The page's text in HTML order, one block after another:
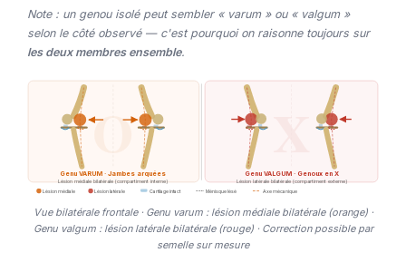
Note : un genou isolé peut sembler « varum » ou « valgum »
selon le côté observé — c'est pourquoi on raisonne toujours sur
les deux membres ensemble.
O
Genu VARUM · Jambes arquées
Lésion médiale bilatérale (compartiment interne)
Genu VALGUM · Genoux en X
Lésion latérale bilatérale (compartiment externe)
Lésion médiale
Lésion latérale Cartilage intact Ménisque lésé Axe mécanique
Vue bilatérale frontale · Genu varum : lésion médiale bilatérale (orange) ·
Genu valgum : lésion latérale bilatérale (rouge) · Correction possible par
semelle sur mesure